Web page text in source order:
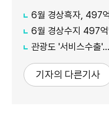
6월 경상흑자, 497
6월 경상수지 497억달
관광도 '서비스수출
기자의 다른기사